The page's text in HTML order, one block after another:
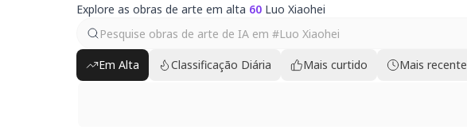
Explore as obras de arte em alta 60 Luo Xiaohei
Em Alta Classificação Diária Mais curtido Mais recente